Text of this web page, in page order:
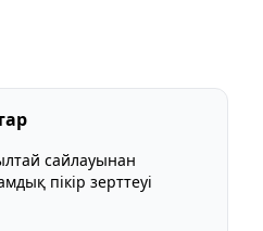
сайлауынан
пікір зерттеуі